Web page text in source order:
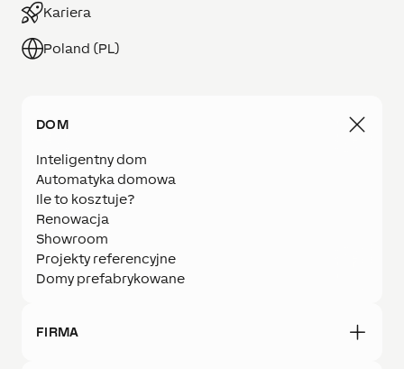
Kariera
Poland (PL)
DOM
Inteligentny dom
Automatyka domowa
Ile to kosztuje?
Renowacja
Showroom
Projekty referencyjne
Domy prefabrykowane
FIRMA